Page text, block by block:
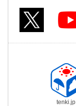
tenki.jp